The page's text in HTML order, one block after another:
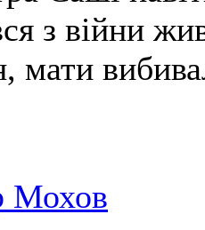
з війни
мати
Мохов